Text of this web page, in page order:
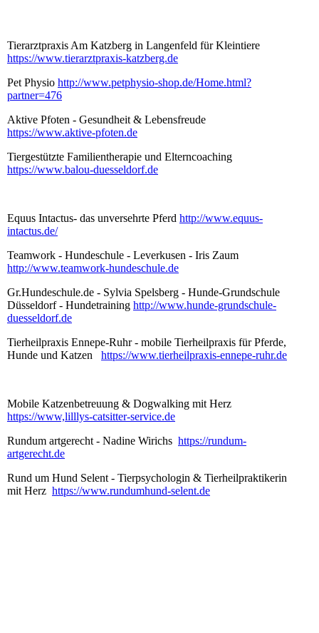
Tierarztpraxis Am Katzberg in Langenfeld für Kleintiere
https://www.tierarztpraxis-katzberg.de
Pet Physio http://www.petphysio-shop.de/Home.html?
partner=476
Aktive Pfoten - Gesundheit & Lebensfreude
https://www.aktive-pfoten.de
Tiergestützte Familientherapie und Elterncoaching
https://www.balou-duesseldorf.de
Equus Intactus- das unversehrte Pferd http://www.equus-
intactus.de/
Teamwork - Hundeschule - Leverkusen - Iris Zaum
http://www.teamwork-hundeschule.de
Gr.Hundeschule.de - Sylvia Spelsberg - Hunde-Grundschule
Düsseldorf - Hundetraining http://www.hunde-grundschule-
duesseldorf.de
Tierheilpraxis Ennepe-Ruhr - mobile Tierheilpraxis für Pferde,
Hunde und Katzen https://www.tierheilpraxis-ennepe-ruhr.de
Mobile Katzenbetreuung & Dogwalking mit Herz
https://www,lilllys-catsitter-service.de
Rundum artgerecht - Nadine Wirichs https://rundum-
artgerecht.de
Rund um Hund Selent - Tierpsychologin & Tierheilpraktikerin
mit Herz https://www.rundumhund-selent.de